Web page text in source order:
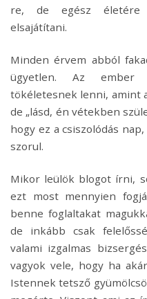
re, de egész életére
elsajátítani.
Minden érvem abból
ügyetlen. Az ember
tökéletesnek lenni, amint
de „lásd, én vétekben
hogy ez a csiszolódás
szorul.
Mikor leülök blogot írni,
ezt most mennyien
benne foglaltakat
de inkább csak
valami izgalmas
vagyok vele, hogy ha
Istennek tetsző